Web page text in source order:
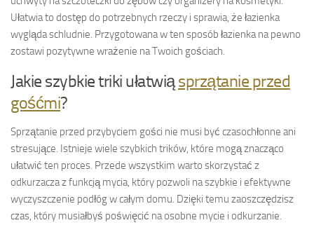
Ułatwia to dostęp do potrzebnych rzeczy i sprawia, że łazienka
wygląda schludnie. Przygotowana w ten sposób łazienka na pewno
zostawi pozytywne wrażenie na Twoich gościach.
Jakie szybkie triki ułatwiąsprzątanie przed
gośćmi?
Sprzątanie przed przybyciem gości nie musi być czasochłonne ani
stresujące. Istnieje wiele szybkich trików, które mogą znacząco
ułatwić ten proces. Przede wszystkim warto skorzystać z
odkurzacza z funkcją mycia, który pozwoli na szybkie i efektywne
wyczyszczenie podłóg w całym domu. Dzięki temu zaoszczędzisz
czas, który musiałbyś poświęcić na osobne mycie i odkurzanie.